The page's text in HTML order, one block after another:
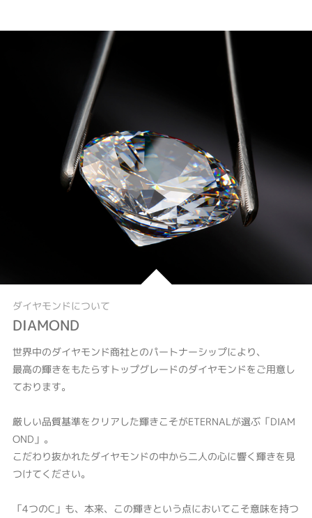
ダイヤモンドについて
DIAMOND
世界中のダイヤモンド商社とのパートナーシップにより、
最高の輝きをもたらすトップグレードのダイヤモンドをご用意し
ております。
厳しい品質基準をクリアした輝きこそがETERNALが選ぶ「DIAM
OND」。
こだわり抜かれたダイヤモンドの中から二人の心に響く輝きを見
つけてください。
「4つのC」も、本来、この輝きという点においてこそ意味を持つ